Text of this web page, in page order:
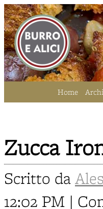
Home
Zucca
Scritto da
12:02 PM |